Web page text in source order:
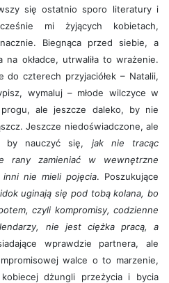
się ostatnio sporo literatury i
mi żyjących kobietach,
Biegnąca przed siebie, a
na okładce, utrwaliła to wrażenie.
do czterech przyjaciółek – Natalii,
wymaluj – młode wilczyce w
ale jeszcze daleko, by nie
Jeszcze niedoświadczone, ale
by nauczyć się, jak nie tracąc
rany zamieniać w wewnętrzne
nie mieli pojęcia. Poszukujące
uginają się pod tobą kolana, bo
czyli kompromisy, codzienne
nie jest ciężka pracą, a
wprawdzie partnera, ale
walce o to marzenie,
dżungli przeżycia i bycia